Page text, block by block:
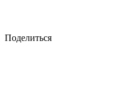
Поделиться